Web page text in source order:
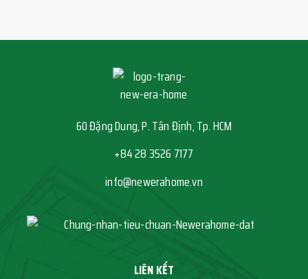
60 Đặng Dung, P. Tân Định, Tp. HCM
+84 28 3526 7177
info@newerahome.vn
LIÊN KẾT